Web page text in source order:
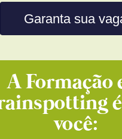
Garanta sua
A Formação
você: